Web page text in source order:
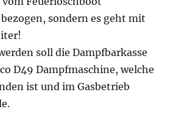
sondern es geht mit
soll die Dampfbarkasse
D49 Dampfmaschine, welche
ist und im Gasbetrieb